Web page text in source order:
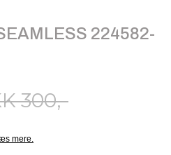
224582-
300,-